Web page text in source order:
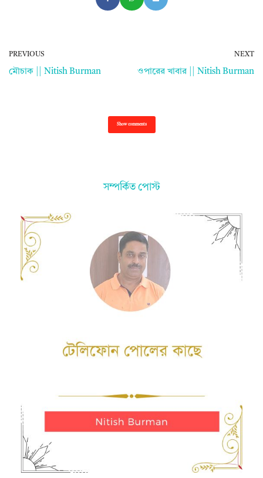
PREVIOUS
মৌচাক || Nitish Burman
NEXT
ওপারের খাবার || Nitish Burman
Show comments
সম্পর্কিত পোস্ট